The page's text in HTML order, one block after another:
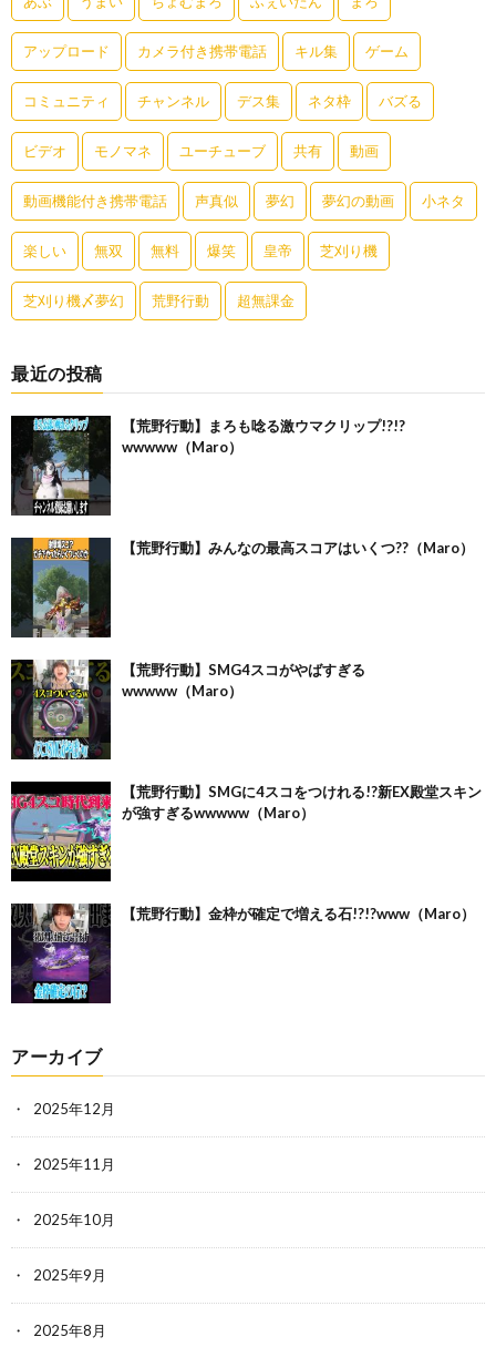
アップロード カメラ付き携帯電話 キル集 ゲーム
コミュニティ チャンネル デス集 ネタ枠 バズる
ビデオ モノマネ ユーチューブ 共有 動画
動画機能付き携帯電話 声真似 夢幻 夢幻の動画 小ネタ
楽しい 無双 無料 爆笑 皇帝 芝刈り機
芝刈り機〆夢幻 荒野行動 超無課金
最近の投稿
【荒野行動】まろも唸る激ウマクリップ!?!?
wwwww（Maro）
【荒野行動】みんなの最高スコアはいくつ??（Maro）
【荒野行動】SMG4スコがやばすぎる
wwwww（Maro）
【荒野行動】SMGに4スコをつけれる!?新EX殿堂スキン
が強すぎるwwwww（Maro）
【荒野行動】金枠が確定で増える石!?!?www（Maro）
アーカイブ
2025年12月
2025年11月
2025年10月
2025年9月
2025年8月